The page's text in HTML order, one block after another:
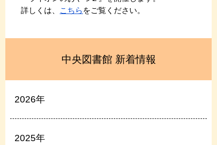
詳しくは、
こちら をご覧ください。
中央図書館 新着情報
2026年
2025年